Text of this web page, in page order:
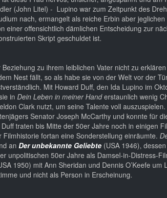
(John Litel) - Lupino war zum Zeitpunkt des
nach, ermangelt als reiche Erbin aber jeglichen
einer offensichtlich dämlichen Entscheidung zur
Skript geschuldet ist.
zu ihrem leiblichen Vater nicht zu
Nest fällt, so als habe sie von der Welt vor der
Mit Howard Duff, den Ida Lupino im
in Dein Leben in meiner Handerstaunlich wenig
Clark nutzt, um seine Talente voll
Senator Joseph McCarthy und konnte für
traten bis Mitte der 50er Jahre noch in einigen
fortan eine Sonderstellung einräumte.
an Der unbekannte Geliebte (USA 1946), dessen
unpolitischen 50er Jahre als Damsel-in-Distress-
1950) mit Ann Sheridan und Dennis O’Keefe um
und nicht als Person in Erscheinung.